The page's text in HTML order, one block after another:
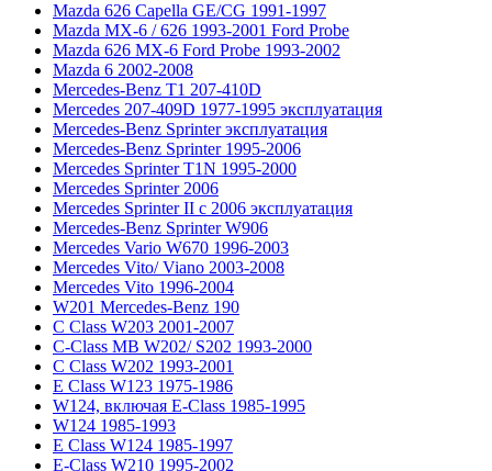
Mazda 626 Capella GE/CG 1991-1997
Mazda MX-6 / 626 1993-2001 Ford Probe
Mazda 626 MX-6 Ford Probe 1993-2002
Mazda 6 2002-2008
Mercedes-Benz T1 207-410D
Mercedes 207-409D 1977-1995 эксплуатация
Mercedes-Benz Sprinter эксплуатация
Mercedes-Benz Sprinter 1995-2006
Mercedes Sprinter T1N 1995-2000
Mercedes Sprinter 2006
Mercedes Sprinter II с 2006 эксплуатация
Mercedes-Benz Sprinter W906
Mercedes Vario W670 1996-2003
Mercedes Vito/ Viano 2003-2008
Mercedes Vito 1996-2004
W201 Mercedes-Benz 190
C Class W203 2001-2007
C-Class MB W202/ S202 1993-2000
C Class W202 1993-2001
E Class W123 1975-1986
W124, включая E-Class 1985-1995
W124 1985-1993
E Class W124 1985-1997
E-Class W210 1995-2002